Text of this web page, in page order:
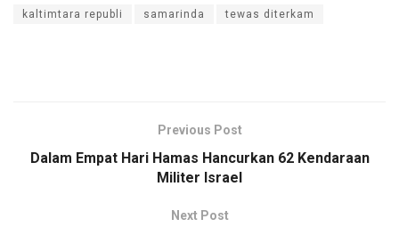
kaltimtara republi samarinda tewas diterkam
Previous Post
Dalam Empat Hari Hamas Hancurkan 62 Kendaraan
Militer Israel
Next Post